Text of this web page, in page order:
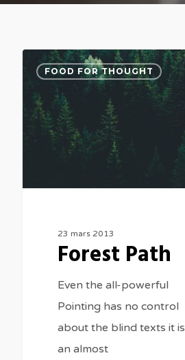
FOOD FOR THOUGHT
23 mars 2013
Forest Path
Even the all-powerful
Pointing has no control
about the blind texts it is
an almost